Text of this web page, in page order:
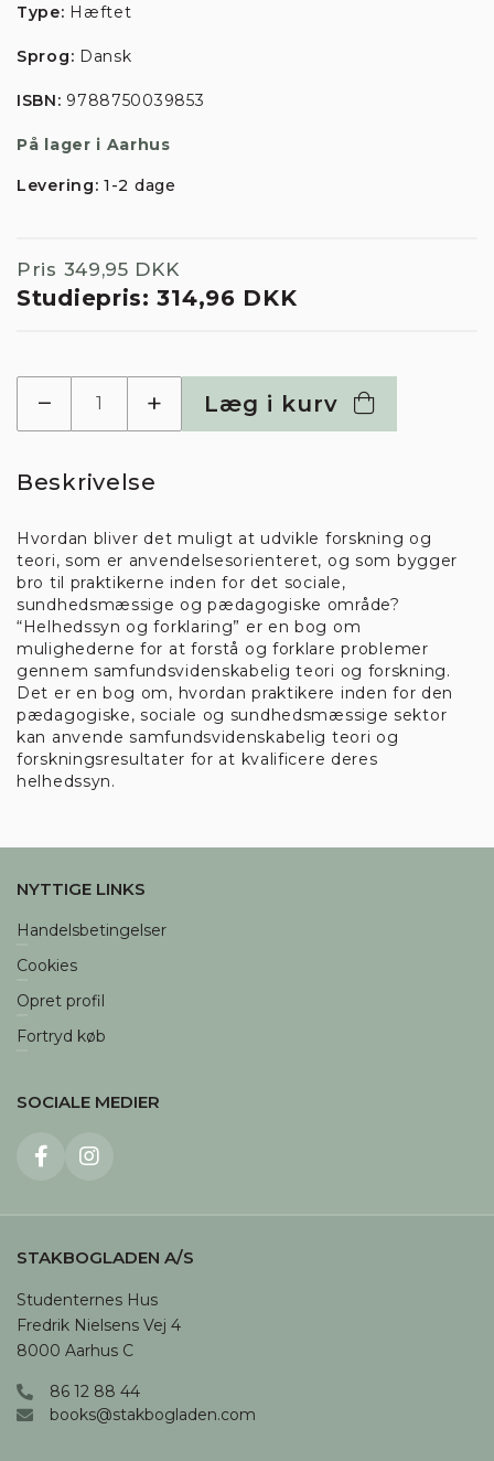
Denne hjemmeside
bruger cookies
kunder ser på i butikken, styre købsflow samt til
at måle trafikken på hjemmesiden. Vi benytter
Du kan til- og fravælge cookies ved at klikke på
knapperne herunder. Du kan til enhver tid ændre
Læs mere i vores cookiepolitik
Kun nødvendige cookies
ACCEPTER ALLE
Vis detaljer
Statistiske
Type: Hæftet
Sprog: Dansk
ISBN: 9788750039853
På lager i Aarhus
Levering: 1-2 dage
Pris 349,95 DKK
Studiepris: 314,96 DKK
− + Læg i kurv
Beskrivelse
Hvordan bliver det muligt at udvikle forskning og
teori, som er anvendelsesorienteret, og som bygger
bro til praktikerne inden for det sociale,
sundhedsmæssige og pædagogiske område?
“Helhedssyn og forklaring” er en bog om
mulighederne for at forstå og forklare problemer
gennem samfundsvidenskabelig teori og forskning.
Det er en bog om, hvordan praktikere inden for den
pædagogiske, sociale og sundhedsmæssige sektor
kan anvende samfundsvidenskabelig teori og
forskningsresultater for at kvalificere deres
helhedssyn.
NYTTIGE LINKS
Handelsbetingelser
Cookies
Opret profil
Fortryd køb
SOCIALE MEDIER
STAKBOGLADEN A/S
Studenternes Hus
Fredrik Nielsens Vej 4
8000 Aarhus C
86 12 88 44
books@stakbogladen.com